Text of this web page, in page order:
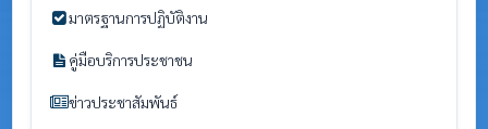
มาตรฐานการปฏิบัติงาน
คู่มือบริการประชาชน
ข่าวประชาสัมพันธ์